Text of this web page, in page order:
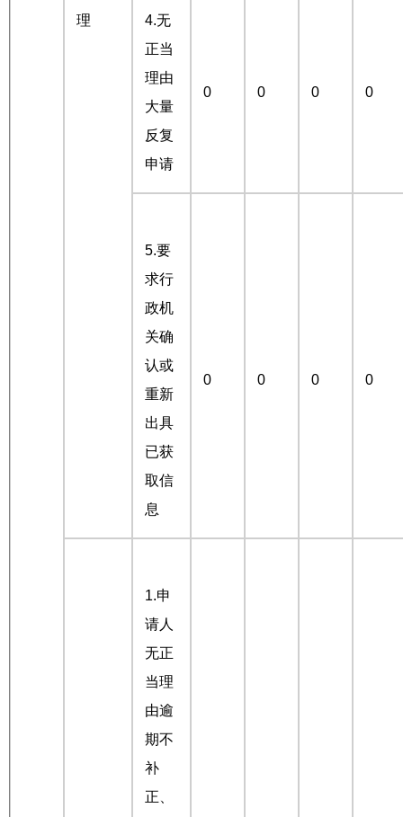
理
4.无
正当
理由
大量
反复
申请
0 0 0 0
5.要
求行
政机
关确
认或
重新
出具
已获
取信
息
0 0 0 0
1.申
请人
无正
当理
由逾
期不
补
正、